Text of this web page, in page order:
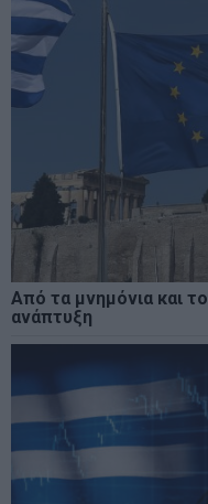
Από τα μνημόνια και
ανάπτυξη